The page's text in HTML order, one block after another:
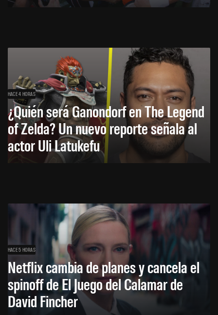
HACE 4 HORAS
¿Quién será Ganondorf en The Legend
of Zelda? Un nuevo reporte señala al
actor Uli Latukefu
HACE 5 HORAS
Netflix cambia de planes y cancela el
spinoff de El Juego del Calamar de
David Fincher